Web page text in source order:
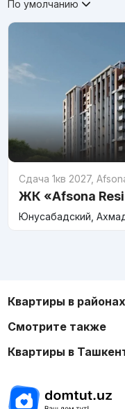
По умолчанию
Сдача 1кв 2027,
ЖК «Afsona
Юнусабадский,
Квартиры в
Смотрите также
Квартиры в